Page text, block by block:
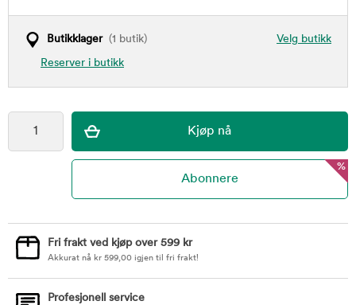
Velg butikk
Butikklager(1 butik)
Reserver i butikk
%
Fri frakt ved kjøp over 599 kr
Akkurat nå kr 599,00 igjen til fri frakt!
Profesjonell service